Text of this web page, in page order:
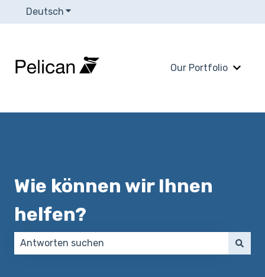
Deutsch Untermenü für Übersetzungen anzeigen
Our Portfolio
Wie können wir Ihnen
helfen?